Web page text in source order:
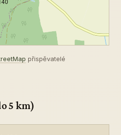
přispěvatelé
5 km)